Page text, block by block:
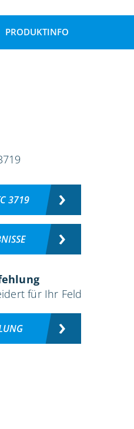
PRODUKTINFO
3719
für Ihr Feld